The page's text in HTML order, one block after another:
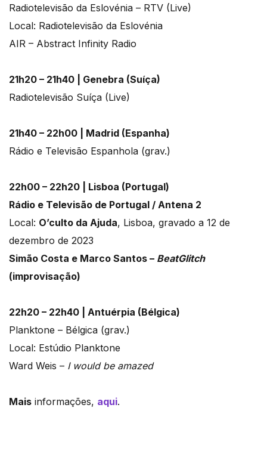
Radiotelevisão da Eslovénia – RTV (Live)
Local: Radiotelevisão da Eslovénia
AIR – Abstract Infinity Radio
21h20 – 21h40 | Genebra (Suíça)
Radiotelevisão Suíça (Live)
21h40 – 22h00 | Madrid (Espanha)
Rádio e Televisão Espanhola (grav.)
22h00 – 22h20 | Lisboa (Portugal)
Rádio e Televisão de Portugal / Antena 2
Local: O’culto da Ajuda, Lisboa, gravado a 12 de
dezembro de 2023
Simão Costa e Marco Santos – BeatGlitch
(improvisação)
22h20 – 22h40 | Antuérpia (Bélgica)
Planktone – Bélgica (grav.)
Local: Estúdio Planktone
Ward Weis – I would be amazed
Mais informações, aqui.